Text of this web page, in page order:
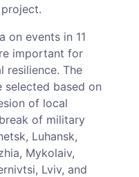
on events in 11
important for
resilience. The
based on
of local
of military
Luhansk,
Mykolaiv,
Lviv, and